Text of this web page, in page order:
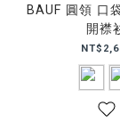
BAUF 圓領 口
開襟